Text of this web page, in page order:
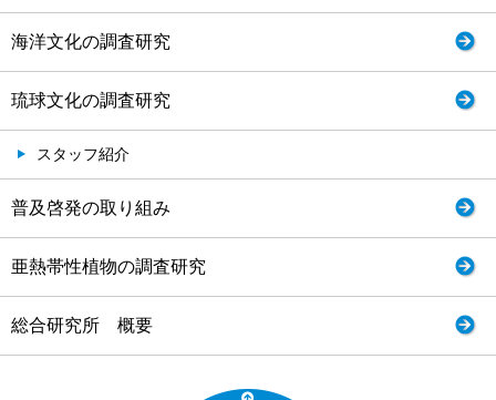
海洋文化の調査研究
琉球文化の調査研究
スタッフ紹介
普及啓発の取り組み
亜熱帯性植物の調査研究
総合研究所 概要